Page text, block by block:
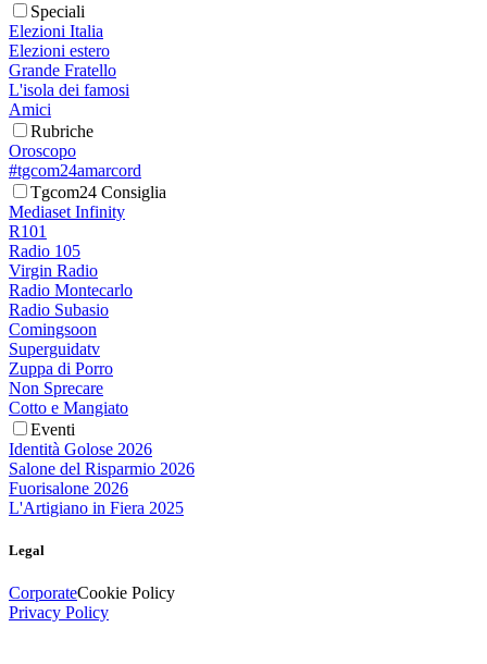
Speciali
Elezioni Italia
Elezioni estero
Grande Fratello
L'isola dei famosi
Amici
Rubriche
Oroscopo
#tgcom24amarcord
Tgcom24 Consiglia
Mediaset Infinity
R101
Radio 105
Virgin Radio
Radio Montecarlo
Radio Subasio
Comingsoon
Superguidatv
Zuppa di Porro
Non Sprecare
Cotto e Mangiato
Eventi
Identità Golose 2026
Salone del Risparmio 2026
Fuorisalone 2026
L'Artigiano in Fiera 2025
Legal
CorporateCookie Policy
Privacy Policy